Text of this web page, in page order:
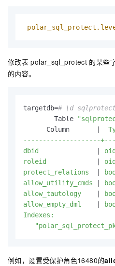
修改表 polar_sql_protect 的某些
的内容。
targetdb=# \d
Table
Column       |
--------------------
dbid
roleid
protect_relations
allow_utility_cmds
allow_tautology
allow_empty_dml
Indexes:
例如，设置受保护角色16480的